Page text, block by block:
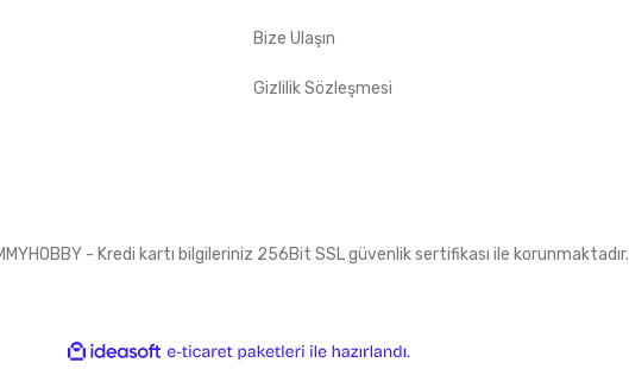
Bize Ulaşın
Gizlilik Sözleşmesi
- Kredi kartı bilgileriniz 256Bit SSL güvenlik sertifikası ile korunmaktadır.
ideasoft
e-